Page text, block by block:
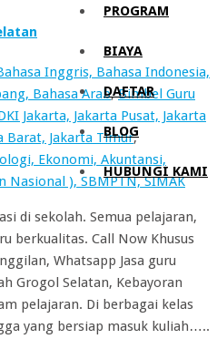
PROGRAM
BIAYA
DAFTAR
BLOG
HUBUNGI KAMI
Inggris, Bahasa Indonesia,
Bahasa Arab,Bimbel Guru
Jakarta, Jakarta Pusat, Jakarta
Barat, Jakarta Timur,
Ekonomi, Akuntansi,
Nasional ), SBMPTN, SIMAK
di sekolah. Semua pelajaran,
berkualitas. Call Now Khusus
Whatsapp Jasa guru
Grogol Selatan, Kebayoran
pelajaran. Di berbagai kelas
yang bersiap masuk kuliah…..